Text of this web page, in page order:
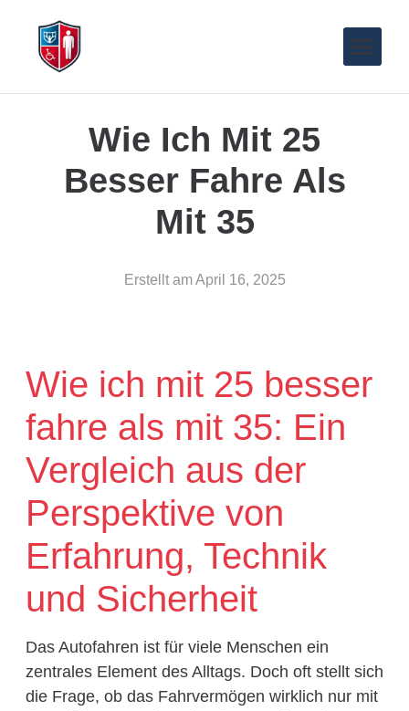
Wie Ich Mit 25
Besser Fahre Als
Mit 35
Erstellt am April 16, 2025
Wie ich mit 25 besser
fahre als mit 35: Ein
Vergleich aus der
Perspektive von
Erfahrung, Technik
und Sicherheit
Das Autofahren ist für viele Menschen ein
zentrales Element des Alltags. Doch oft stellt sich
die Frage, ob das Fahrvermögen wirklich nur mit